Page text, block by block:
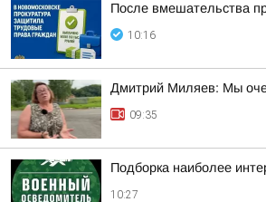
После вмешательства
10:16
Дмитрий Миляев: Мы
09:35
Подборка наиболее
10:27